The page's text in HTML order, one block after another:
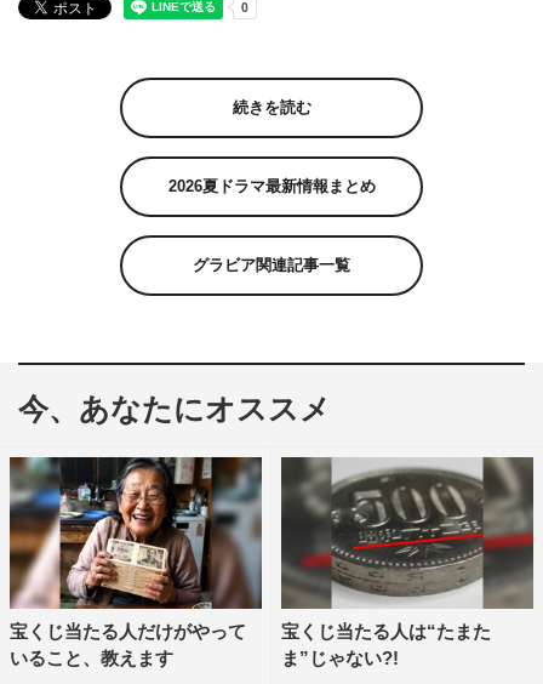
続きを読む
2026夏ドラマ最新情報まとめ
グラビア関連記事一覧
今、あなたにオススメ
宝くじ当たる人だけがやって
いること、教えます
宝くじ当たる人は“たまた
ま”じゃない?!